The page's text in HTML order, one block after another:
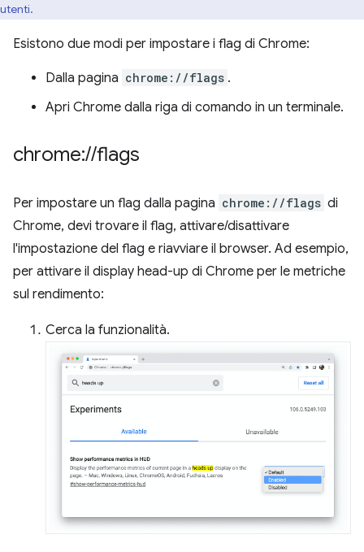
utenti.
Esistono due modi per impostare i flag di Chrome:
Dalla pagina chrome://flags .
Apri Chrome dalla riga di comando in un terminale.
chrome://flags
Per impostare un flag dalla pagina chrome://flags di
Chrome, devi trovare il flag, attivare/disattivare
l'impostazione del flag e riavviare il browser. Ad esempio,
per attivare il display head-up di Chrome per le metriche
sul rendimento:
Cerca la funzionalità.